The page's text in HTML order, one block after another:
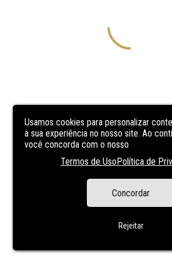
Usamos cookies para personalizar
a sua experiência no nosso site. Ao
você concorda com o nosso
Termos de UsoPolítica de
Concordar
Rejeitar